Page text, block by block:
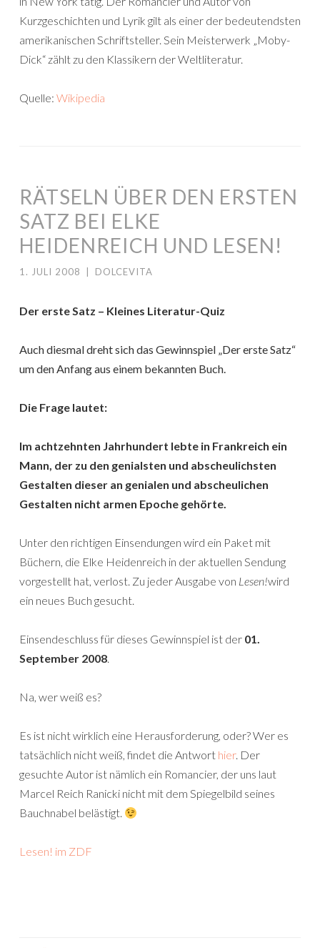
Kurzgeschichten und Lyrik gilt als einer der bedeutendsten
amerikanischen Schriftsteller. Sein Meisterwerk „Moby-
Dick“ zählt zu den Klassikern der Weltliteratur.
Quelle: Wikipedia
RÄTSELN ÜBER DEN ERSTEN
SATZ BEI ELKE
HEIDENREICH UND LESEN!
1. JULI 2008 DOLCEVITA
Der erste Satz – Kleines Literatur-Quiz
Auch diesmal dreht sich das Gewinnspiel „Der erste Satz“
um den Anfang aus einem bekannten Buch.
Die Frage lautet:
Im achtzehnten Jahrhundert lebte in Frankreich ein
Mann, der zu den genialsten und abscheulichsten
Gestalten dieser an genialen und abscheulichen
Gestalten nicht armen Epoche gehörte.
Unter den richtigen Einsendungen wird ein Paket mit
Büchern, die Elke Heidenreich in der aktuellen Sendung
vorgestellt hat, verlost. Zu jeder Ausgabe von Lesen!wird
ein neues Buch gesucht.
Einsendeschluss für dieses Gewinnspiel ist der 01.
September 2008.
Na, wer weiß es?
Es ist nicht wirklich eine Herausforderung, oder? Wer es
tatsächlich nicht weiß, findet die Antwort hier. Der
gesuchte Autor ist nämlich ein Romancier, der uns laut
Marcel Reich Ranicki nicht mit dem Spiegelbild seines
Bauchnabel belästigt.
Lesen! im ZDF